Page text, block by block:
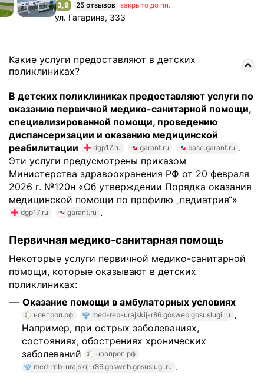
Рейтинг 3,9 из 5
3,9 25 отзывов закрыто до пн.
Адрес: ул. Гагарина, 333 .
ул. Гагарина, 333
Какие услуги предоставляют в детских
поликлиниках?
В детских поликлиниках предоставляют услуги по
оказанию первичной медико-санитарной помощи,
специализированной помощи, проведению
диспансеризации и оказанию медицинской
реабилитации
dgp17.ru garant.ru base.garant.ru .
Эти услуги предусмотрены приказом
Министерства здравоохранения РФ от 20 февраля
2026 г. №120н «Об утверждении Порядка оказания
медицинской помощи по профилю „педиатрия“»
dgp17.ru garant.ru .
Первичная медико-санитарная помощь
Некоторые услуги первичной медико-санитарной
помощи, которые оказывают в детских
поликлиниках:
Оказание помощи в амбулаторных условиях
новпроп.рф med-reb-urajskij-r86.gosweb.gosuslugi.ru .
Например, при острых заболеваниях,
состояниях, обострениях хронических
заболеваний
новпроп.рф
med-reb-urajskij-r86.gosweb.gosuslugi.ru .